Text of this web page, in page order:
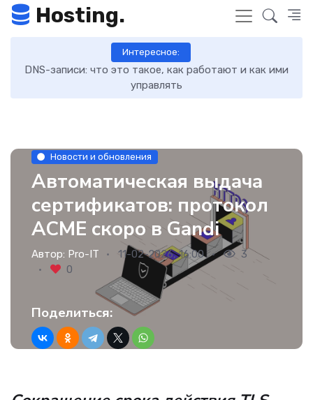
Hosting.
Интересное:
DNS-записи: что это такое, как работают и как ими
управлять
Новости и обновления
Автоматическая выдача
сертификатов: протокол
ACME скоро в Gandi
Автор: Pro-IT 11-02-2026, 16:00
3
0
Поделиться: